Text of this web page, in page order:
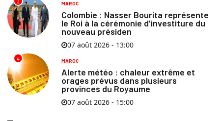
MAROC
Colombie : Nasser Bourita représente
le Roi à la cérémonie d'investiture du
nouveau présiden
07 août 2026 - 13:00
4 MAROC
Alerte météo : chaleur extrême et
orages prévus dans plusieurs
provinces du Royaume
07 août 2026 - 15:00